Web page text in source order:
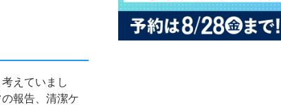
えていまし
報告、清潔ケ